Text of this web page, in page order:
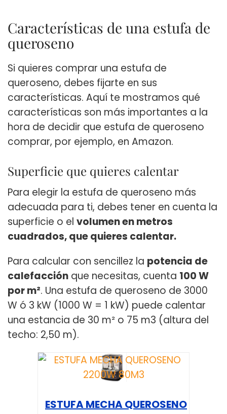
Características de una estufa de
queroseno
Si quieres comprar una estufa de
queroseno, debes fijarte en sus
características. Aquí te mostramos qué
características son más importantes a la
hora de decidir que estufa de queroseno
comprar, por ejemplo, en Amazon.
Superficie que quieres calentar
Para elegir la estufa de queroseno más
adecuada para ti, debes tener en cuenta la
superficie o el volumen enmetros
cuadrados, que quieres calentar.
Para calcular con sencillez la potencia de
calefacción que necesitas, cuenta 100 W
por m². Una estufa de queroseno de 3000
W ó 3 kW (1000 W = 1 kW) puede calentar
una estancia de 30 m² o 75 m3 (altura del
techo: 2,50 m).
ESTUFA MECHA QUEROSENO